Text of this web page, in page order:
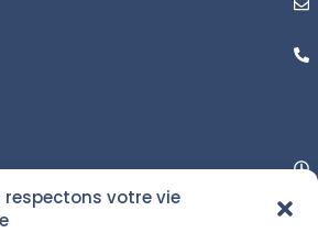
respectons votre vie